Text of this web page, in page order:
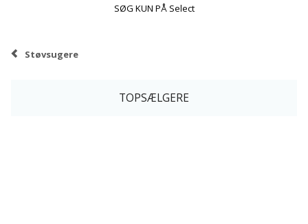
SØG KUN PÅ Select
Støvsugere
TOPSÆLGERE